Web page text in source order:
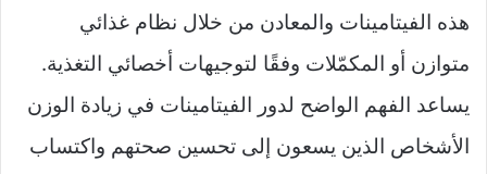
هذه الفيتامينات والمعادن من خلال نظام غذائي
متوازن أو المكمّلات وفقًا لتوجيهات أخصائي التغذية.
يساعد الفهم الواضح لدور الفيتامينات في زيادة الوزن
الأشخاص الذين يسعون إلى تحسين صحتهم واكتساب